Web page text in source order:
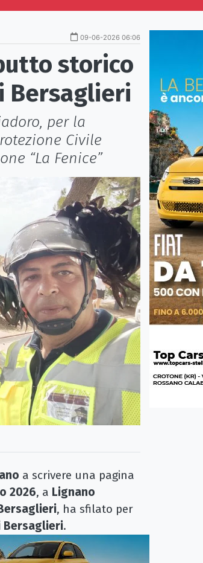
09-06-2026 06:06
storico
Bersaglieri
per la
Civile
“La Fenice”
a scrivere una pagina
2026, a Lignano
, ha sfilato per
Bersaglieri.